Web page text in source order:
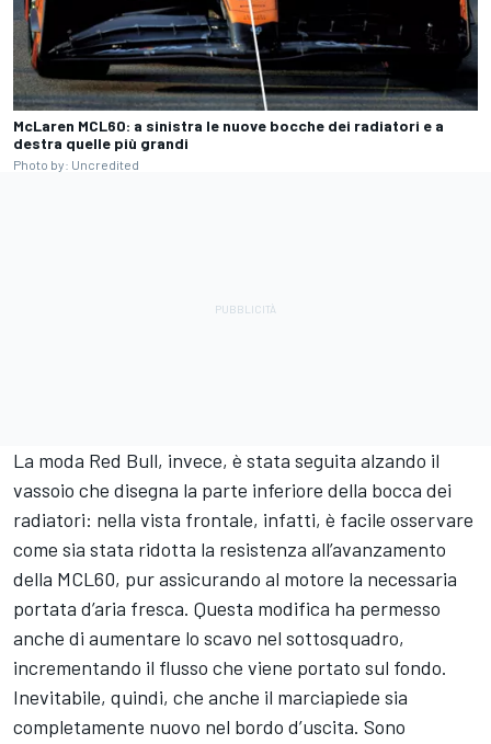
McLaren MCL60: a sinistra le nuove bocche dei radiatori e a
destra quelle più grandi
Photo by: Uncredited
La moda Red Bull, invece, è stata seguita alzando il
vassoio che disegna la parte inferiore della bocca dei
radiatori: nella vista frontale, infatti, è facile osservare
come sia stata ridotta la resistenza all’avanzamento
della MCL60, pur assicurando al motore la necessaria
portata d’aria fresca. Questa modifica ha permesso
anche di aumentare lo scavo nel sottosquadro,
incrementando il flusso che viene portato sul fondo.
Inevitabile, quindi, che anche il marciapiede sia
completamente nuovo nel bordo d’uscita. Sono